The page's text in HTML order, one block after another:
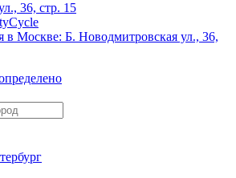
36, стр. 15
в Москве: Б. Новодмитровская ул., 36,